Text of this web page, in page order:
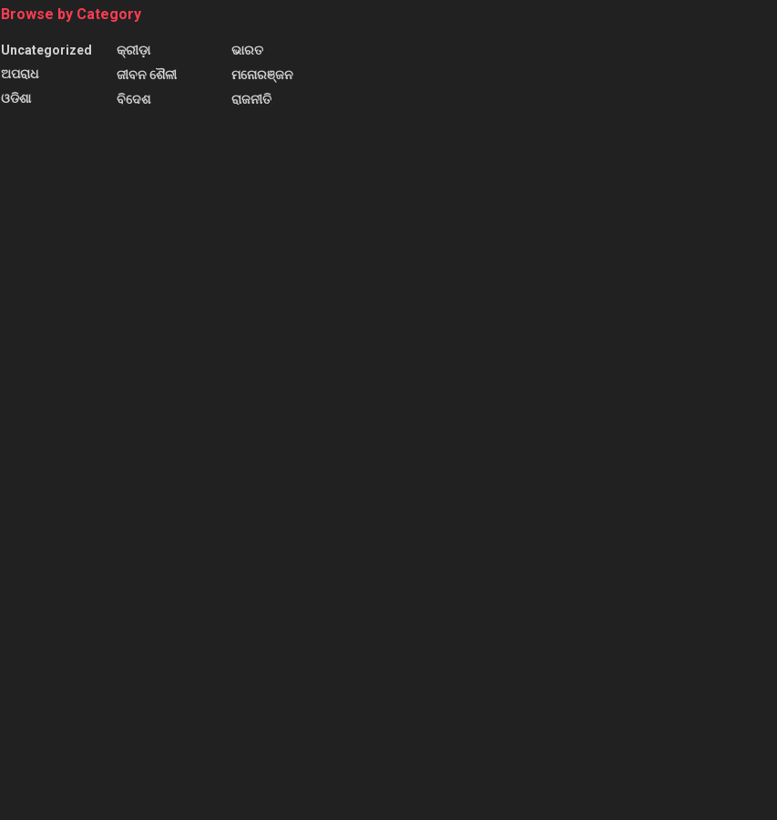
Browse by Category
Uncategorized
ଅପରାଧ
ଓଡିଶା
କ୍ରୀଡ଼ା
ଜୀବନ ଶୈଳୀ
ବିଦେଶ
ଭାରତ
ମନୋରଞ୍ଜନ
ରାଜନୀତି